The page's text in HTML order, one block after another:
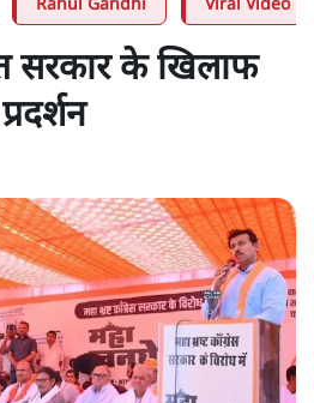
Rahul Gandhi Viral Video
सरकार के खिलाफ